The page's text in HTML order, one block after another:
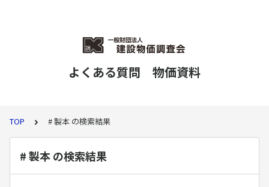
よくある質問 物価資料
TOP # 製本 の検索結果
# 製本 の検索結果